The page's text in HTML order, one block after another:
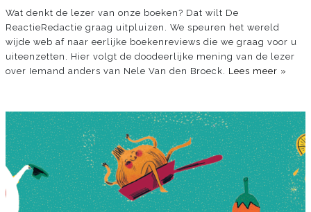
Wat denkt de lezer van onze boeken? Dat wilt De
ReactieRedactie graag uitpluizen. We speuren het wereld
wijde web af naar eerlijke boekenreviews die we graag voor u
uiteenzetten. Hier volgt de doodeerlijke mening van de lezer
over Iemand anders van Nele Van den Broeck. Lees meer »